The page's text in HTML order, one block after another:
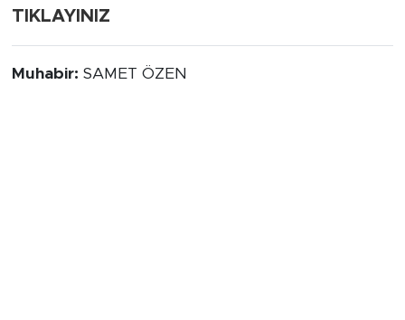
TIKLAYINIZ
Muhabir: SAMET ÖZEN